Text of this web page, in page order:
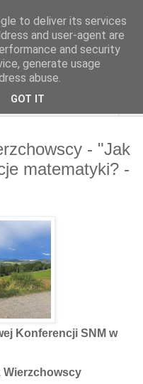
- "Jak
matematyki? -
Konferencji SNM w
Wierzchowscy
to deliver its services
and user-agent are
and security
generate usage
abuse.
GOT IT